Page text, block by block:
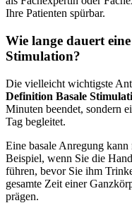
Ihre Patienten spürbar.
Wie lange dauert
Stimulation?
Die vielleicht wichtigste
Definition Basale
Minuten beendet, sondern
Tag begleitet.
Eine basale Anregung
Beispiel, wenn Sie die
führen, bevor Sie ihm
gesamte Zeit einer
prägen.